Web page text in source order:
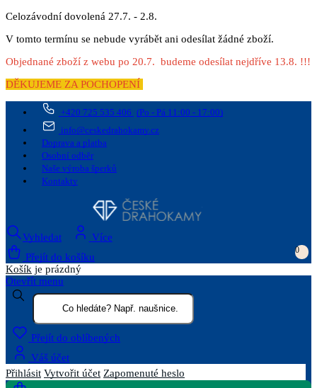
Celozávodní dovolená 27.7. - 2.8.
V tomto termínu se nebude vyrábět ani odesílat žádné zboží.
Objednané zboží z webu po 20.7. budeme odesílat nejdříve 13.8. !!!
DĚKUJEME ZA POCHOPENÍ
+420 725 535 406 (Po - Pá 11:00 - 17:00)
info@ceskedrahokamy.cz
Doprava a platba
Osobní odběr
Naše výroba šperků
Kontakty
Vyhledat
Více
Přejít do košíku
0
Košík je prázdný
Otevřít menu
Přejít do oblíbených
Váš účet
Přihlásit Vytvořit účet Zapomenuté heslo